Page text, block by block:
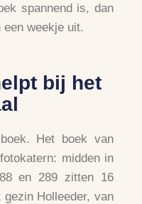
spannend is, dan
weekje uit.
bij het
Het boek van
midden in
en 289 zitten 16
gezin Holleeder, van